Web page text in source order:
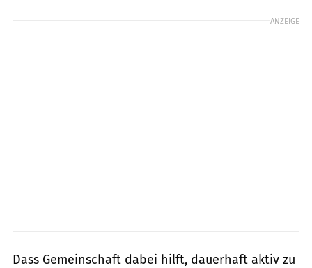
ANZEIGE
Dass Gemeinschaft dabei hilft, dauerhaft aktiv zu